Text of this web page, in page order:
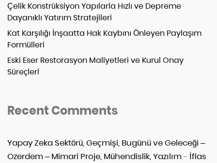
Çelik Konstrüksiyon Yapılarla Hızlı ve Depreme
Dayanıklı Yatırım Stratejileri
Kat Karşılığı İnşaatta Hak Kaybını Önleyen Paylaşım
Formülleri
Eski Eser Restorasyon Maliyetleri ve Kurul Onay
Süreçleri
Recent Comments
Yapay Zeka Sektörü, Geçmişi, Bugünü ve Geleceği –
Ozerdem – Mimari Proje, Mühendislik, Yazılım- İflas